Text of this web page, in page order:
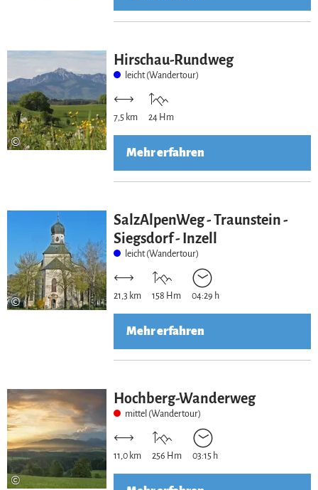
©
Hirschau-Rundweg
leicht (Wandertour)
7,5 km 24 Hm
Mehr erfahren
©
SalzAlpenWeg - Traunstein -
Siegsdorf - Inzell
leicht (Wandertour)
21,3 km 158 Hm 04:29 h
Mehr erfahren
©
Hochberg-Wanderweg
mittel (Wandertour)
11,0 km 256 Hm 03:15 h